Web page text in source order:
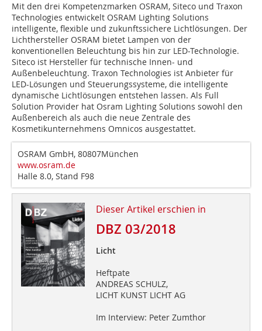
Mit den drei Kompetenzmarken OSRAM, Siteco und Traxon
Technologies entwickelt OSRAM Lighting Solutions
intelligente, flexible und zukunftssichere Lichtlösungen. Der
Lichthersteller OSRAM bietet Lampen von der
konventionellen Beleuchtung bis hin zur LED-Technologie.
Siteco ist Hersteller für technische Innen- und
Außenbeleuchtung. Traxon Technologies ist Anbieter für
LED-Lösungen und Steuerungssysteme, die intelligente
dynamische Lichtlösungen entstehen lassen. Als Full
Solution Provider hat Osram Lighting Solutions sowohl den
Außenbereich als auch die neue Zentrale des
Kosmetikunternehmens Omnicos ausgestattet.
OSRAM GmbH, 80807München
www.osram.de
Halle 8.0, Stand F98
Dieser Artikel erschien in
DBZ 03/2018
Licht
Heftpate
ANDREAS SCHULZ,
LICHT KUNST LICHT AG
Im Interview: Peter Zumthor